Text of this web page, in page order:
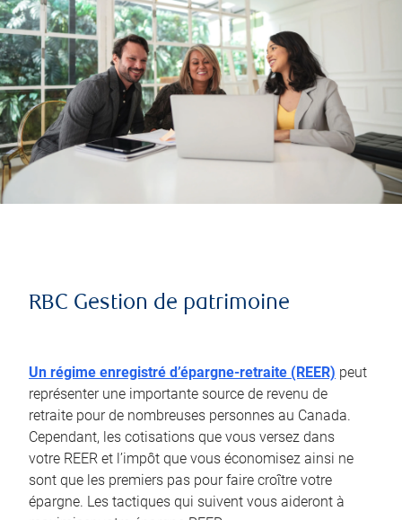
RBC Gestion de patrimoine
Un régime enregistré d’épargne-retraite (REER) peut
représenter une importante source de revenu de
retraite pour de nombreuses personnes au Canada.
Cependant, les cotisations que vous versez dans
votre REER et l’impôt que vous économisez ainsi ne
sont que les premiers pas pour faire croître votre
épargne. Les tactiques qui suivent vous aideront à